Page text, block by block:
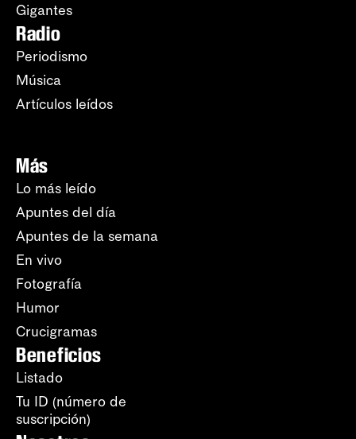
Gigantes
Radio
Periodismo
Música
Artículos leídos
Más
Lo más leído
Apuntes del día
Apuntes de la semana
En vivo
Fotografía
Humor
Crucigramas
Beneficios
Listado
Tu ID (número de
suscripción)